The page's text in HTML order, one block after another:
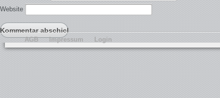
Website
AGB Impressum Login